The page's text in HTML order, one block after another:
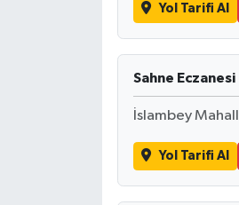
Yol Tarifi Al
Sahne Eczanesi
İslambey
Yol Tarifi Al